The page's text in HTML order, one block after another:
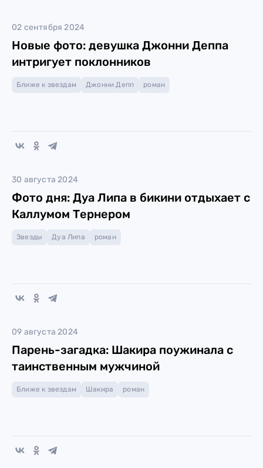
02 сентября 2024
Новые фото: девушка Джонни Деппа
интригует поклонников
Ближе к звездам Джонни Депп роман
30 августа 2024
Фото дня: Дуа Липа в бикини отдыхает с
Каллумом Тернером
Звезды Дуа Липа роман
09 августа 2024
Парень-загадка: Шакира поужинала с
таинственным мужчиной
Ближе к звездам Шакира роман